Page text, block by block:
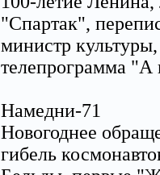
"Спартак",
министр
телепрограмма
Намедни-71
Новогоднее
гибель